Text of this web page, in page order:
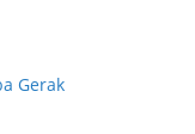
Gerak